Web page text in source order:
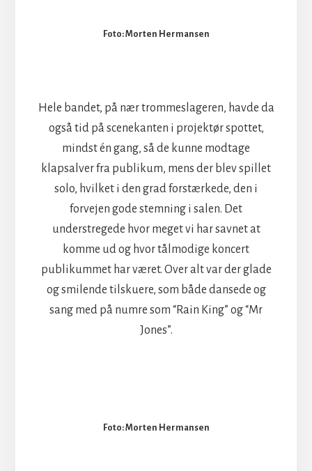
Foto: Morten Hermansen
Hele bandet, på nær trommeslageren, havde da
også tid på scenekanten i projektør spottet,
mindst én gang, så de kunne modtage
klapsalver fra publikum, mens der blev spillet
solo, hvilket i den grad forstærkede, den i
forvejen gode stemning i salen. Det
understregede hvor meget vi har savnet at
komme ud og hvor tålmodige koncert
publikummet har været. Over alt var der glade
og smilende tilskuere, som både dansede og
sang med på numre som “Rain King” og “Mr
Jones”.
Foto: Morten Hermansen